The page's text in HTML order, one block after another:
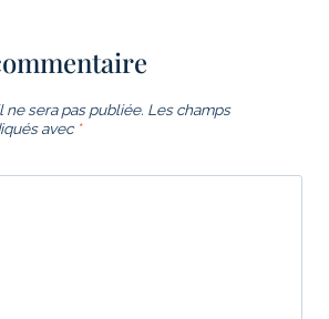
ne sera pas publiée. Les champs
avec *